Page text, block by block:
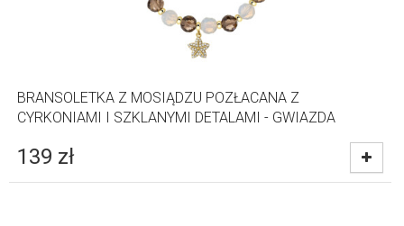
BRANSOLETKA Z MOSIĄDZU POZŁACANA Z
CYRKONIAMI I SZKLANYMI DETALAMI - GWIAZDA
139 zł